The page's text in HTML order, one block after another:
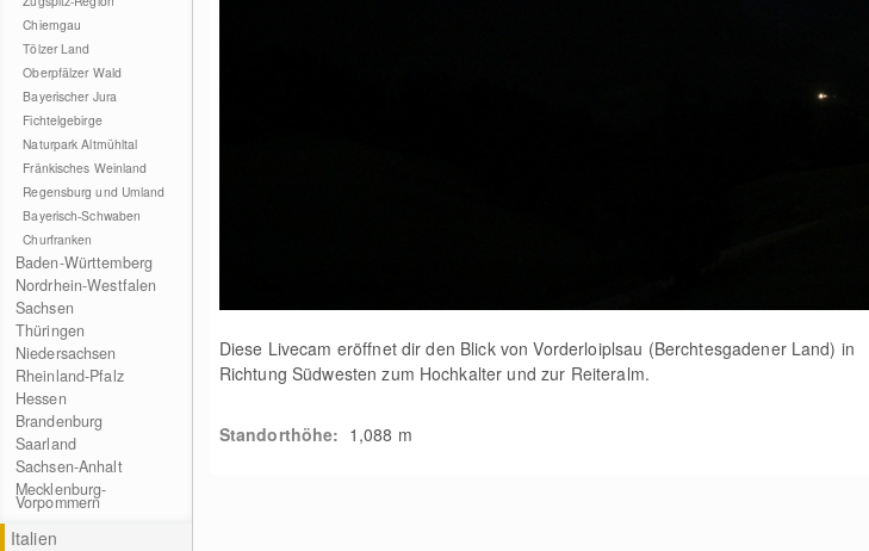
Chiemgau
Tölzer Land
Oberpfälzer Wald
Bayerischer Jura
Fichtelgebirge
Naturpark Altmühltal
Fränkisches Weinland
Regensburg und Umland
Bayerisch-Schwaben
Churfranken
Baden-Württemberg
Nordrhein-Westfalen
Sachsen
Thüringen
Niedersachsen
Rheinland-Pfalz
Hessen
Brandenburg
Saarland
Sachsen-Anhalt
Mecklenburg-
Vorpommern
Italien
Diese Livecam eröffnet dir den Blick von Vorderloiplsau (Berchtesgadener Land) in
Richtung Südwesten zum Hochkalter und zur Reiteralm.
Standorthöhe: 1,088 m